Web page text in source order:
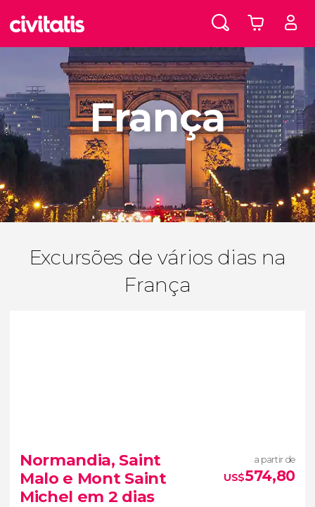
França
Excursões de vários dias na
França
Normandia, Saint
Malo e Mont Saint
Michel em 2 dias
a partir de
US$574,80